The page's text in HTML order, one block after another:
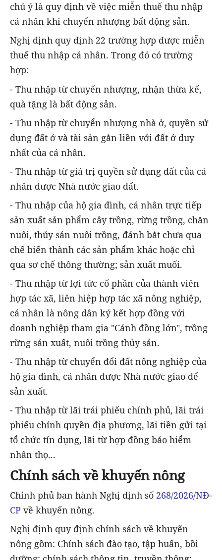
chú ý là quy định về việc miễn thuế thu nhập
cá nhân khi chuyển nhượng bất động sản.
Nghị định quy định 22 trường hợp được miễn
thuế thu nhập cá nhân. Trong đó có trường
hợp:
- Thu nhập từ chuyển nhượng, nhận thừa kế,
quà tặng là bất động sản.
- Thu nhập từ chuyển nhượng nhà ở, quyền sử
dụng đất ở và tài sản gắn liền với đất ở duy
nhất của cá nhân.
- Thu nhập từ giá trị quyền sử dụng đất của cá
nhân được Nhà nước giao đất.
- Thu nhập của hộ gia đình, cá nhân trực tiếp
sản xuất sản phẩm cây trồng, rừng trồng, chăn
nuôi, thủy sản nuôi trồng, đánh bắt chưa qua
chế biến thành các sản phẩm khác hoặc chỉ
qua sơ chế thông thường; sản xuất muối.
- Thu nhập từ lợi tức cổ phần của thành viên
hợp tác xã, liên hiệp hợp tác xã nông nghiệp,
cá nhân là nông dân ký kết hợp đồng với
doanh nghiệp tham gia "Cánh đồng lớn", trồng
rừng sản xuất, nuôi trồng thủy sản.
- Thu nhập từ chuyển đổi đất nông nghiệp của
hộ gia đình, cá nhân được Nhà nước giao để
sản xuất.
- Thu nhập từ lãi trái phiếu chính phủ, lãi trái
phiếu chính quyền địa phương, lãi tiền gửi tại
tổ chức tín dụng, lãi từ hợp đồng bảo hiểm
nhân thọ...
Chính sách về khuyến nông
Chính phủ ban hành Nghị định số 268/2026/NĐ-
CP về khuyến nông.
Nghị định quy định chính sách về khuyến
nông gồm: Chính sách đào tạo, tập huấn, bồi